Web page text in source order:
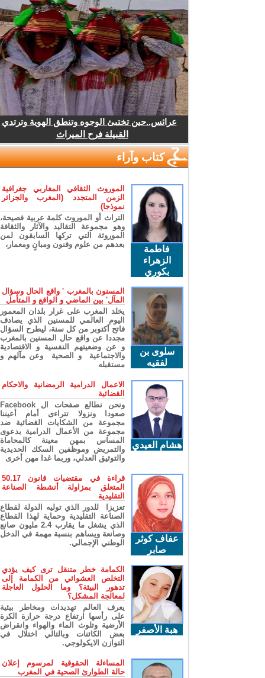
عرائس..حين تختبئ الوجوه وتنطق الهوية وترتدي
القبيلة فرح الميراث
كتاب وآراء
فاطمة
الزهراء
بكوري
الموروث الثقافي المغاربي جغرافية
الزمن المتجدد (المغرب والجزائر
نموذجا)
التراث أو الموروث كلمة عربية فصيحة،
وهو مجموعة التقاليد والآثار والثقافة
الموروثة التي تركها السابقون لمن
بعدهم من علوم وفنون ومبانٍ ومعمار،
سلوى بن
لفقيه
المسنون بالمغرب ' واقع الحال وسؤال
المآل' بين الماضي و الواقع و المتأمل
يخلد المغرب على غرار بلدان المعمور
اليوم العالمي للمسنين الذي يصادف
فاتح أكتوبر من كل سنة، ليطرح السؤال
مجددا عن واقع حال المسنين بالمغرب
و عن وضعيتهم النفسية و الاقتصادية
والاجتماعية و الصحية وعن مآلهم و
مستقبله
هشام العيدي
الاعمال الدرامية الرمضانية والاحكام
القضائية
ونحن نطالع صفحات ال Facebook
صعودا ونزولا تتراءى أمام أعيننا
مجموعة من الشكايات القضائية ضد
مجموعة من الأعمال الدرامية بدعوى
المساس بمهن معينة كالمحاماة
والتمريض وموظفين السكك الحديدية
والتوثيق العدلي، وربما غدا مهن أخرى
عفاف كوثر
صابر
قراءة في مقتضيات قانون 50.17
المتعلق بمزاولة أنشطة الصناعة
التقليدية
تعزيزا للدور الذي توليه الدولة لقطاع
الصناعة التقليدية وحماية لهذا القطاع
الذي يشغل ما يقارب 2.4 مليون صانع
وصانعة ويساهم بنسبة مهمة في الدخل
الوطني الإجمالي.
هبة الأصفر
الكمامة خطر متنقل ترى كيف يؤدي
التخلص العشوائي من الكمامة إلى
تدهور البيئة؟ وما الحلول العاجلة
لمعالجة المشكل؟
يعرف العالم تهديدات ومخاطر بيئية
على رأسها ارتفاع درجة حرارة الكرة
الأرضية وتلوث الماء والهواء وانقراض
بعض الكائنات وبالتالي اختلال في
التوازن الايكولوجي.
المساءلة الحقوقية لمرسوم إعلان
حالة الطوارئ الصحية في المغرب